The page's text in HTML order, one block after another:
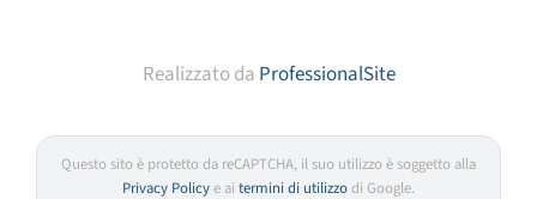
Realizzato da ProfessionalSite
Questo sito è protetto da reCAPTCHA, il suo utilizzo è soggetto alla
Privacy Policye ai termini di utilizzodi Google.